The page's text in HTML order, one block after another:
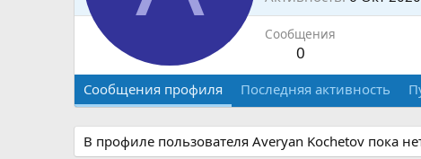
Сообщения
0
Сообщения профиля Последняя активность
В профиле пользователя Averyan Kochetov пока